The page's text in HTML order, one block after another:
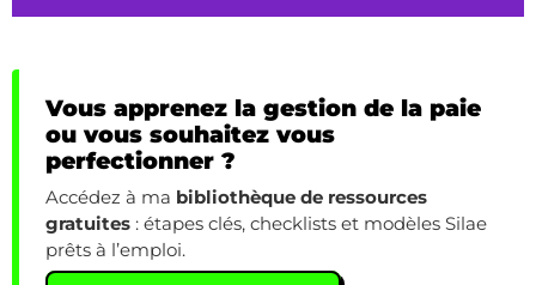
Vous apprenez la gestion de la paie
ou vous souhaitez vous
perfectionner ?
Accédez à ma bibliothèque de ressources
gratuites : étapes clés, checklists et modèles Silae
prêts à l’emploi.